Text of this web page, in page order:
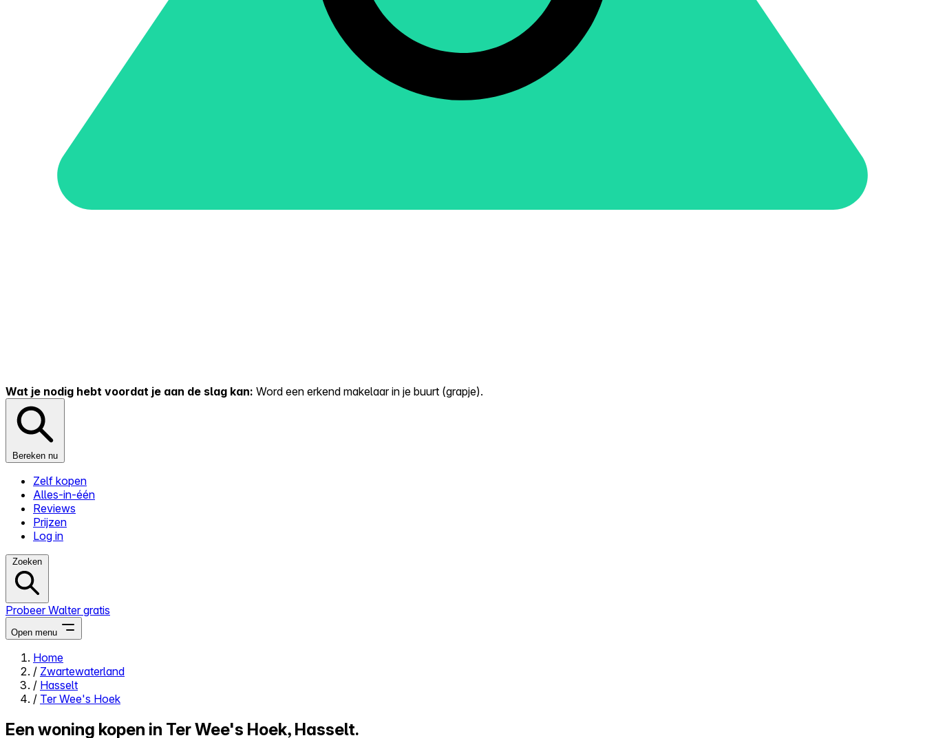
Wat je nodig hebt voordat je aan de slag kan: Word een erkend makelaar in je buurt (grapje).
Bereken nu
Zelf kopen
Alles-in-één
Reviews
Prijzen
Log in
Zoeken
Probeer Walter gratis
Open menu
Close menu
Home
/ Zwartewaterland
/ Hasselt
/ Ter Wee's Hoek
Een woning kopen in Ter Wee's Hoek, Hasselt.